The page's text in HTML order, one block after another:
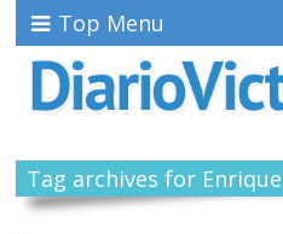
Top Menu
Tag archives for